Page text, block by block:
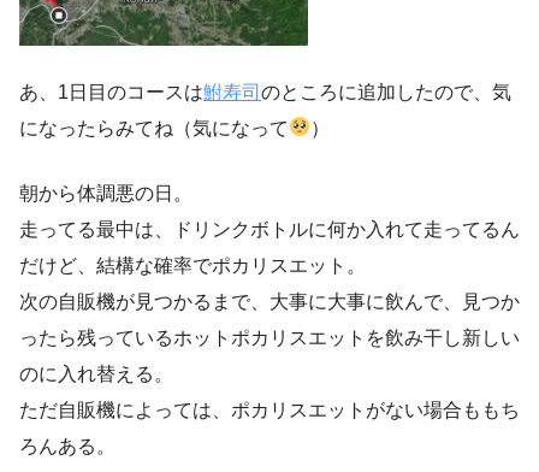
あ、1日目のコースは鮒寿司 のところに追加したので、気
になったらみてね（気になって
）
朝から体調悪の日。
走ってる最中は、ドリンクボトルに何か入れて走ってるん
だけど、結構な確率でポカリスエット。
次の自販機が見つかるまで、大事に大事に飲んで、見つか
ったら残っているホットポカリスエットを飲み干し新しい
のに入れ替える。
ただ自販機によっては、ポカリスエットがない場合ももち
ろんある。